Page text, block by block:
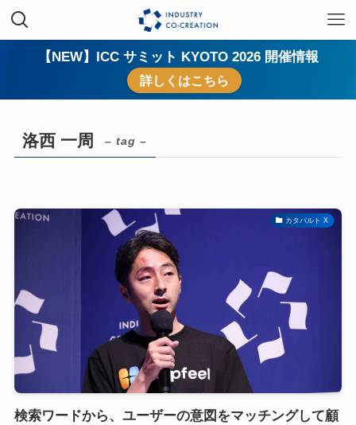
【NEW】ICC サミット KYOTO 2026 開催情報
詳しくはこちら
洛西 一周 – tag –
カタパルト X
検索ワードから、ユーザーの意図をマッチングして顧